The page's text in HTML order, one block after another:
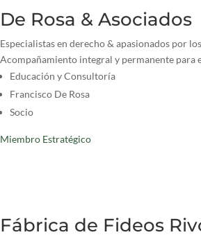
De Rosa & Asociados
Especialistas en derecho & apasionados por
Acompañamiento integral y permanente para
Educación y Consultoría
Francisco De Rosa
Socio
Miembro Estratégico
Fábrica de Fideos